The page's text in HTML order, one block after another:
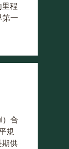
程
第一
）合
規
期供